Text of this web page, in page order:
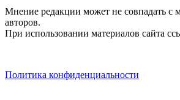
Мнение редакции может не совпадать с
авторов.
При использовании материалов сайта
Политика конфиденциальности